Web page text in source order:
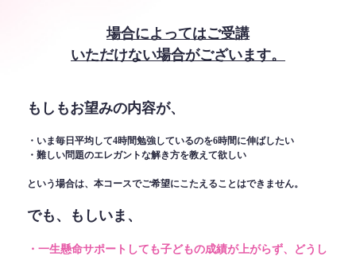
場合によってはご受講
いただけない場合がございます。
もしもお望みの内容が、
・いま毎日平均して4時間勉強しているのを6時間に伸ばしたい
・難しい問題のエレガントな解き方を教えて欲しい
という場合は、本コースでご希望にこたえることはできません。
でも、もしいま、
・一生懸命サポートしても子どもの成績が上がらず、どうし